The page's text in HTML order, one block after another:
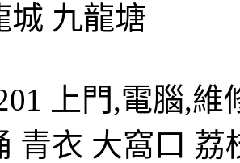
城 九龍塘
上門,電腦,
青衣 大窩口 荔